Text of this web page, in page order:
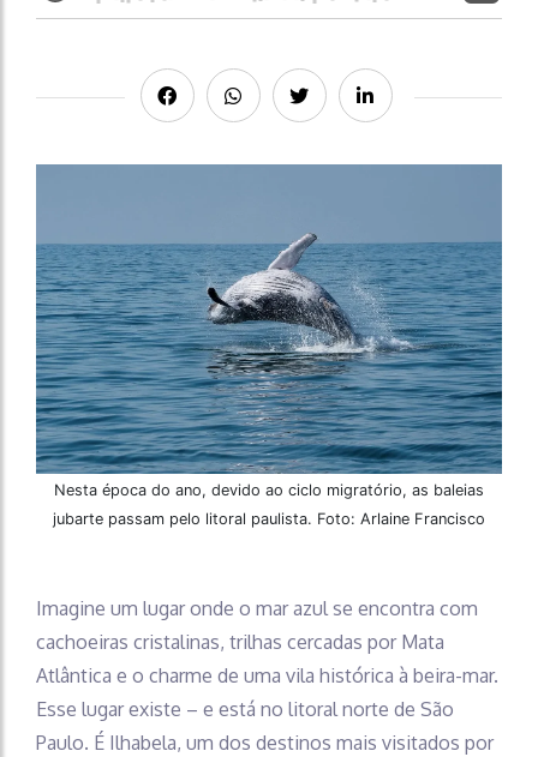
Nesta época do ano, devido ao ciclo migratório, as baleias
jubarte passam pelo litoral paulista. Foto: Arlaine Francisco
Imagine um lugar onde o mar azul se encontra com
cachoeiras cristalinas, trilhas cercadas por Mata
Atlântica e o charme de uma vila histórica à beira-mar.
Esse lugar existe – e está no litoral norte de São
Paulo. É Ilhabela, um dos destinos mais visitados por